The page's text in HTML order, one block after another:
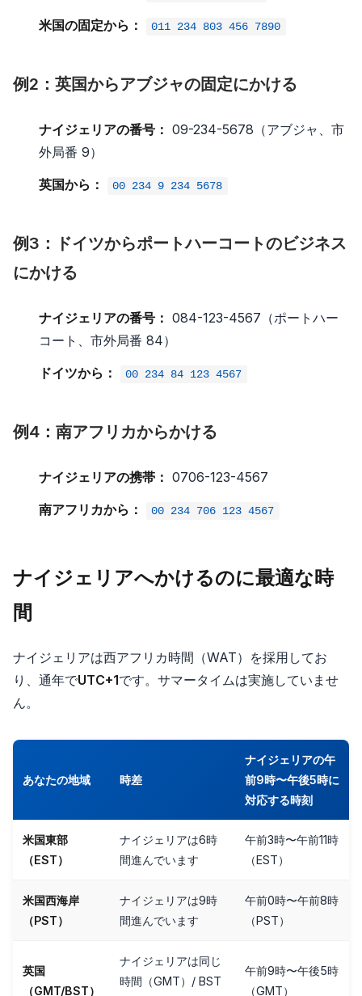
米国の固定から： 011 234 803 456 7890
例2：英国からアブジャの固定にかける
ナイジェリアの番号： 09-234-5678（アブジャ、市
外局番 9）
英国から：
00 234 9 234 5678
例3：ドイツからポートハーコートのビジネス
にかける
ナイジェリアの番号： 084-123-4567（ポートハー
コート、市外局番 84）
ドイツから：
00 234 84 123 4567
例4：南アフリカからかける
ナイジェリアの携帯： 0706-123-4567
南アフリカから：
00 234 706 123 4567
ナイジェリアへかけるのに最適な時
間
ナイジェリアは西アフリカ時間（WAT）を採用してお
り、通年でUTC+1です。サマータイムは実施していませ
ん。
あなたの地域 時差
ナイジェリアの午
前9時〜午後5時に
対応する時刻
米国東部
（EST）
ナイジェリアは6時
間進んでいます
午前3時〜午前11時
（EST）
米国西海岸
（PST）
ナイジェリアは9時
間進んでいます
午前0時〜午前8時
（PST）
英国
（GMT/BST）
ナイジェリアは同じ
時間（GMT）/ BST
午前9時〜午後5時
（GMT）